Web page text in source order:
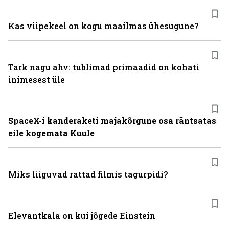
Kas viipekeel on kogu maailmas ühesugune?
Tark nagu ahv: tublimad primaadid on kohati
inimesest üle
SpaceX-i kanderaketi majakõrgune osa räntsatas
eile kogemata Kuule
Miks liiguvad rattad filmis tagurpidi?
Elevantkala on kui jõgede Einstein